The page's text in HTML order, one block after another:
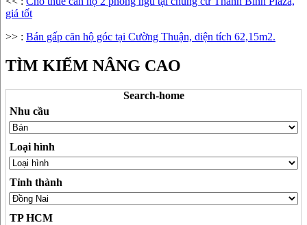
giá tốt
>> : Bán gấp căn hộ góc tại Cường Thuận, diện tích 62,15m2.
TÌM KIẾM NÂNG CAO
Search-home
Nhu cầu
Loại hình
Tỉnh thành
TP HCM